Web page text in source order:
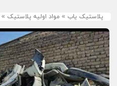
پلاستیک یاب » مواد اولیه پلاستیک »